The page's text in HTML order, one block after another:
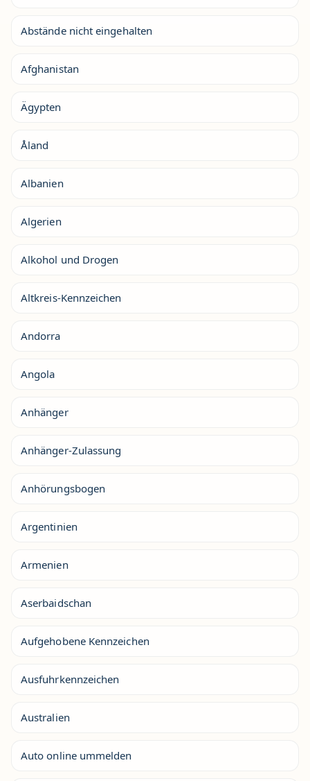
Abstände nicht eingehalten
Afghanistan
Ägypten
Åland
Albanien
Algerien
Alkohol und Drogen
Altkreis-Kennzeichen
Andorra
Angola
Anhänger
Anhänger-Zulassung
Anhörungsbogen
Argentinien
Armenien
Aserbaidschan
Aufgehobene Kennzeichen
Ausfuhrkennzeichen
Australien
Auto online ummelden